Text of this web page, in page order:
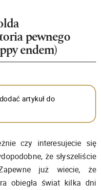
pewnego
endem)
artykuł do
czy interesujecie się
że słyszeliście
już wiecie, że
obiegła świat kilka dni